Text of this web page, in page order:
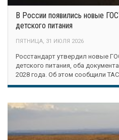
В России появились новые
детского питания
ПЯТНИЦА, 31 ИЮЛЯ 2026
Росстандарт утвердил новые
детского питания, оба
2028 года. Об этом сообщили